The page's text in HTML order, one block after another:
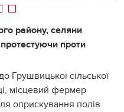
3 4
району, селяни
проти
Грушвицькоі сільської
місцевий фермер
оприскування полів